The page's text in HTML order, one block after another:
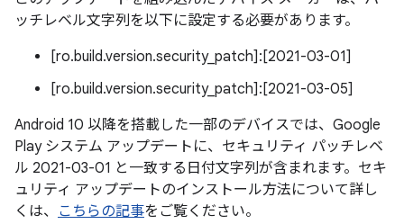
ッチレベル文字列を以下に設定する必要があります。
[ro.build.version.security_patch]:[2021-03-01]
[ro.build.version.security_patch]:[2021-03-05]
Android 10 以降を搭載した一部のデバイスでは、Google
Play システム アップデートに、セキュリティ パッチレベ
ル 2021-03-01 と一致する日付文字列が含まれます。セキ
ュリティ アップデートのインストール方法について詳し
くは、 こちらの記事をご覧ください。